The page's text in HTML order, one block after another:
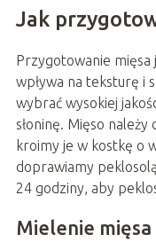
Jak
Przygotowanie
wpływa na teksturę i
wybrać wysokiej
słoninę. Mięso należy
kroimy je w kostkę o
doprawiamy
24 godziny, aby
Mielenie mięsa